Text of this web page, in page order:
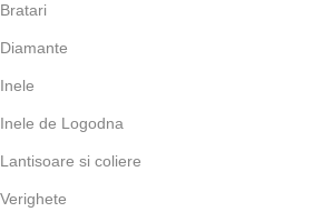
Bratari
Diamante
Inele
Inele de Logodna
Lantisoare si coliere
Verighete